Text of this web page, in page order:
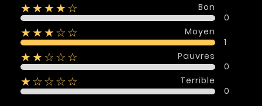
★★★★☆
Bon
0
★★★☆☆
Moyen
1
★★☆☆☆
Pauvres
0
★☆☆☆☆
Terrible
0